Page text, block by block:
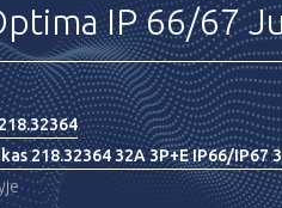
IP 66/67
218.32364 32A 3P+E IP66/IP67